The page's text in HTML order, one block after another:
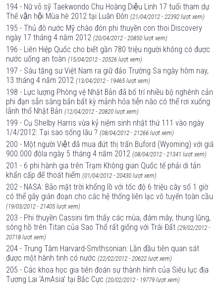
194 - Nữ võ sỹ Taekwondo Chu Hoàng Diệu Linh 17 tuổi tham dự
Thế vận hội Mùa hè 2012 tại Luân Đôn (21/04/2012 - 22392 lượt xem)
195 - Thủ đô nước Mỹ chào đón phi thuyền con thoi Discovery
ngày 17 tháng 4 năm 2012 (20/04/2012 - 20850 lượt xem)
196 - Liên Hiệp Quốc cho biết gần 780 triệu người không có được
nước uống an toàn (15/04/2012 - 20526 lượt xem)
197 - Sáu tăng sư Việt Nam ra giữ đảo Trường Sa ngày hôm nay,
13 tháng 4 năm 2012 (13/04/2012 - 19465 lượt xem)
198 - Lực lượng Phòng vệ Nhật Bản đã bố trí nhiều bộ nghênh cản
phi đạn sẵn sàng bắn bất kỳ mảnh hỏa tiễn nào có thể rơi xuống
lãnh thổ Nhật Bản (12/04/2012 - 20820 lượt xem)
199 - Cụ Shelby Harris vừa kỷ niệm sinh nhật thứ 111 vào ngày
1/4/2012: Tại sao sống lâu ? (08/04/2012 - 21266 lượt xem)
200 - Một người Việt đã mua đứt thị trấn Buford (Wyoming) với giá
900.000 đôla ngày 5 tháng 4 năm 2012 (08/04/2012 - 21341 lượt xem)
201 - 6 phi hành gia trên Trạm Không gian Quốc tế phải di tản
khẩn cấp để thoát hiểm (01/04/2012 - 20430 lượt xem)
202 - NASA: Bão mặt trời khổng lồ với tốc độ 6 triệu cây số 1 giờ
có thể gây gián đoạn cho các hệ thống liên lạc vô tuyến toàn cầu
(19/03/2012 - 21405 lượt xem)
203 - Phi thuyền Cassini tìm thấy các mùa, đám mây, thung lũng,
sông hồ trên Titan của Sao Thổ rất giống với Trái Đất (29/02/2012 -
20718 lượt xem)
204 - Trung Tâm Harvard-Smithsonian: Lần đầu tiên quan sát
được một hành tinh có nước (22/02/2012 - 20622 lượt xem)
205 - Các khoa học gia tiên đoán sự thành hình của Siêu lục địa
Tương Lai ‘AmAsia’ tại Bắc Cực (20/02/2012 - 19779 lượt xem)